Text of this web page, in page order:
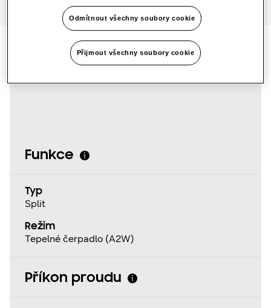
SmartThings Pro
Funkce
Typ
Split
Režim
Tepelné čerpadlo (A2W)
Příkon proudu
Odmítnout všechny soubory cookie
Přijmout všechny soubory cookie